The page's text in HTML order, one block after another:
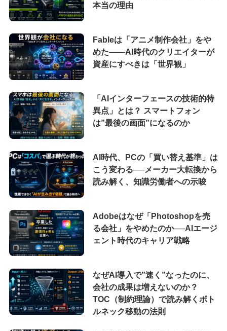
本当の理由
Fableは「アニメ制作会社」をや
めた――AI時代のクリエイターが
資産にすべきは「世界観」
「AIインターフェースの技術的特
異点」とは？ スマートフォン
は”最後の画面”になるのか
AI時代、PCの「買い替え基準」は
こう変わる──メーカー大転換から
読み解く、知識労働者への示唆
Adobeはなぜ「Photoshopを売
る会社」をやめたのか──AIエージ
ェント時代のキャリア戦略
なぜAI導入で”速く”なったのに、
会社の成果は増えないのか？
TOC（制約理論）で読み解くボト
ルネック移動の法則